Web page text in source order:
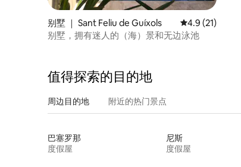
别墅 ｜ Sant Feliu de Guíxols 平均评分 4.9
4.9 (21)
别墅，拥有迷人的（海）景和无边泳池
值得探索的目的地
周边目的地 附近的热门景点
巴塞罗那
度假屋
尼斯
度假屋